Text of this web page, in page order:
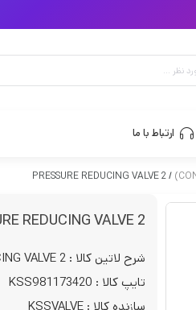
ارتباط با ما
/ PRESSURE REDUCING VALVE 2
REDUCING VALVE 2
شرح لاتین کالا : PRESSURE REDUCING VALVE 2
تایپ کالا : KSS981173420
سازنده کالا : KSSVALVE